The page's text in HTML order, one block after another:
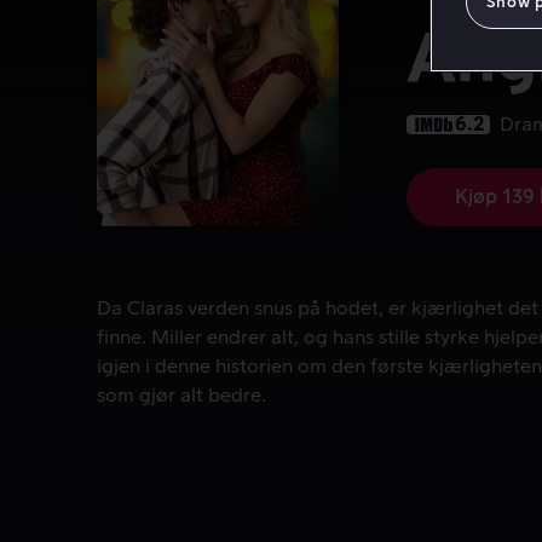
6.2
Kjøp 139
Da Claras verden snus på hodet, er kjærlighet
Da Claras verden snus på hodet, er kjærlighet
finne. Miller endrer alt, og hans stille styrke
igjen i denne historien om den første
som gjør alt bedre.